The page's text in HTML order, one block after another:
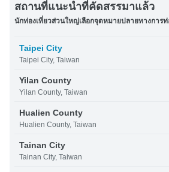
สถานที่แนะนำที่คัดสรรมาแล้ว
นักท่องเที่ยวส่วนใหญ่เลือกจุดหมายปลายทางการ
Taipei City
Taipei City, Taiwan
Yilan County
Yilan County, Taiwan
Hualien County
Hualien County, Taiwan
Tainan City
Tainan City, Taiwan